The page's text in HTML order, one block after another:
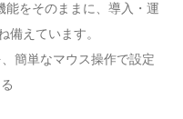
をそのままに、導入・運
備えています。
簡単なマウス操作で設定